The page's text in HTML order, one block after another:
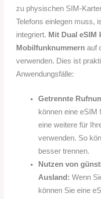
zu physischen SIM-
Telefons einlegen muss,
integriert. Mit Dual eSIM
Mobilfunknummern auf
verwenden. Dies ist
Anwendungsfälle:
Getrennte
können eine eSIM
eine weitere für
verwenden. So
besser trennen.
Nutzen von
Ausland: Wenn
können Sie eine